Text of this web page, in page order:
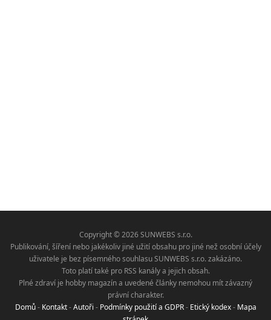
Copyright © 2026 SUNWEBS s.r.o.
Publikování, šíření nebo jakékoliv jiné užití obsahu pro jiné než osobní účely
uživatele je bez písemného souhlasu SUNWEBS s.r.o. zakázáno.
Toto platí také pro RSS kanály a jejich obsah.
Plné zdraví je hobby magazín a uvedené články nemohou mít závazný
právní charakter.
Domů- Kontakt-Autoři - Podmínky použití a GDPR- Etický kodex- Mapa